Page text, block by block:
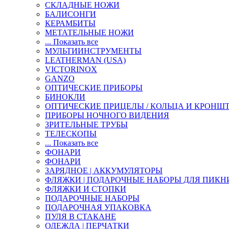
СКЛАДНЫЕ НОЖИ
БАЛИСОНГИ
КЕРАМБИТЫ
МЕТАТЕЛЬНЫЕ НОЖИ
... Показать все
МУЛЬТИИНСТРУМЕНТЫ
LEATHERMAN (USA)
VICTORINOX
GANZO
ОПТИЧЕСКИЕ ПРИБОРЫ
БИНОКЛИ
ОПТИЧЕСКИЕ ПРИЦЕЛЫ / КОЛЬЦА И
ПРИБОРЫ НОЧНОГО ВИДЕНИЯ
ЗРИТЕЛЬНЫЕ ТРУБЫ
ТЕЛЕСКОПЫ
... Показать все
ФОНАРИ
ФОНАРИ
ЗАРЯДНОЕ | АККУМУЛЯТОРЫ
ФЛЯЖКИ | ПОДАРОЧНЫЕ НАБОРЫ ДЛЯ
ФЛЯЖКИ И СТОПКИ
ПОДАРОЧНЫЕ НАБОРЫ
ПОДАРОЧНАЯ УПАКОВКА
ПУЛЯ В СТАКАНЕ
ОДЕЖДА | ПЕРЧАТКИ